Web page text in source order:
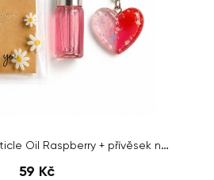
Dárkové balení Cuticle Oil Raspberry + přívěsek na klíče
59 Kč